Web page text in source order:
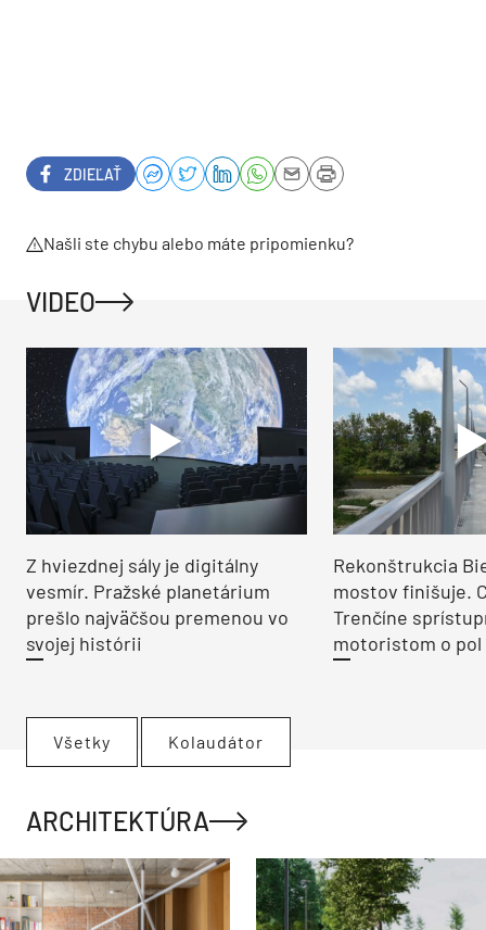
ZDIEĽAŤ
Našli ste chybu alebo máte pripomienku?
VIDEO
Z hviezdnej sály je digitálny
vesmír. Pražské planetárium
prešlo najväčšou premenou vo
svojej histórii
Rekonštrukcia
mostov finišuje.
Trenčíne
motoristom o pol
Všetky Kolaudátor
ARCHITEKTÚRA